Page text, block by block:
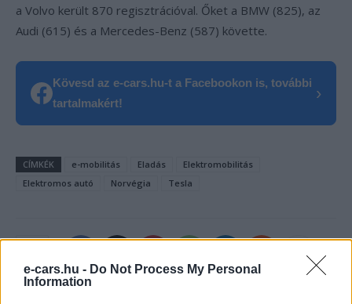
e-cars.hu - Do Not Process My Personal
Information
a Volvo került 870 regisztrációval. Őket a BMW (825), az
Audi (615) és a Mercedes-Benz (587) követte.
Kövesd az e-cars.hu-t a Facebookon is, további
tartalmakért!
›
CÍMKÉK e-mobilitás Eladás
Elektromobilitás
Elektromos autó
Norvégia Tesla